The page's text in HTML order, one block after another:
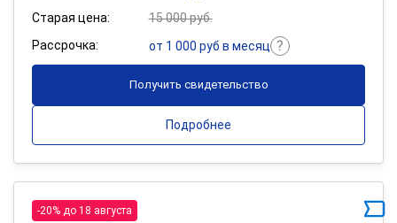
Старая цена:
15 000 руб.
Рассрочка:
от 1 000 руб в месяц
Получить свидетельство
Подробнее
-20% до 18 августа